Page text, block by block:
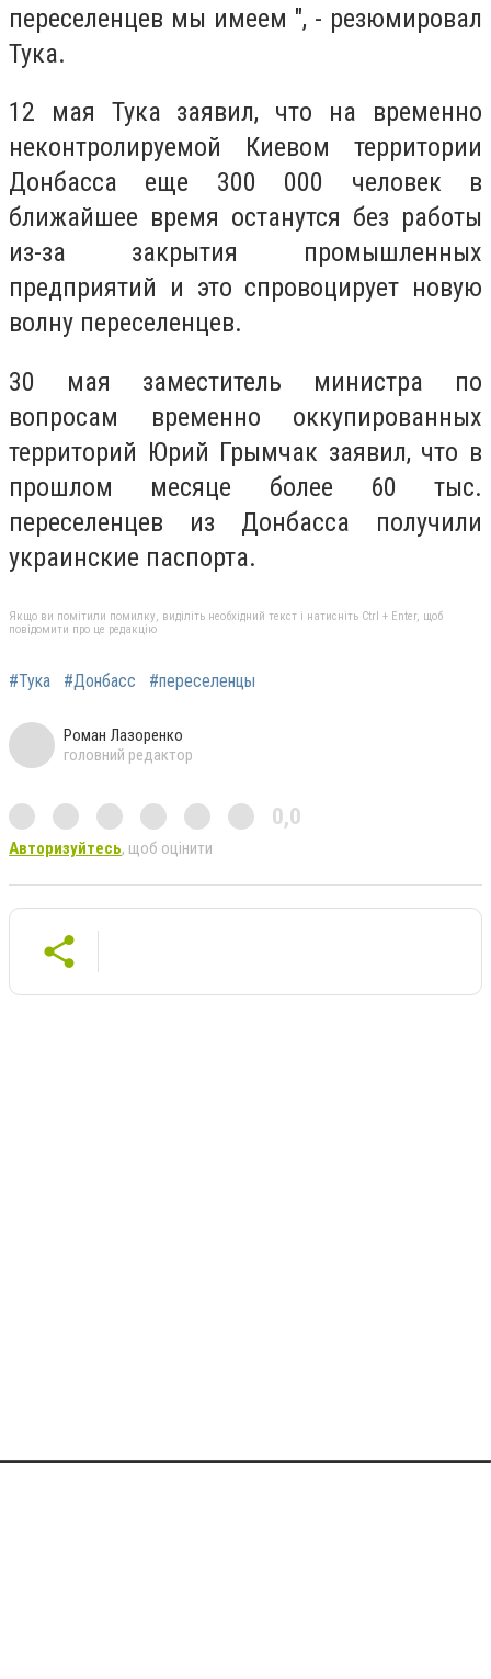
переселенцев мы имеем ", - резюмировал
Тука.
12 мая Тука заявил, что на временно
неконтролируемой Киевом территории
Донбасса еще 300 000 человек в
ближайшее время останутся без работы
из-за закрытия промышленных
предприятий и это спровоцирует новую
волну переселенцев.
30 мая заместитель министра по
вопросам временно оккупированных
территорий Юрий Грымчак заявил, что в
прошлом месяце более 60 тыс.
переселенцев из Донбасса получили
украинские паспорта.
Якщо ви помітили помилку, виділіть необхідний текст і натисніть Ctrl + Enter, щоб
повідомити про це редакцію
#Тука #Донбасс #переселенцы
Роман Лазоренко
головний редактор
0,0
Авторизуйтесь, щоб оцінити